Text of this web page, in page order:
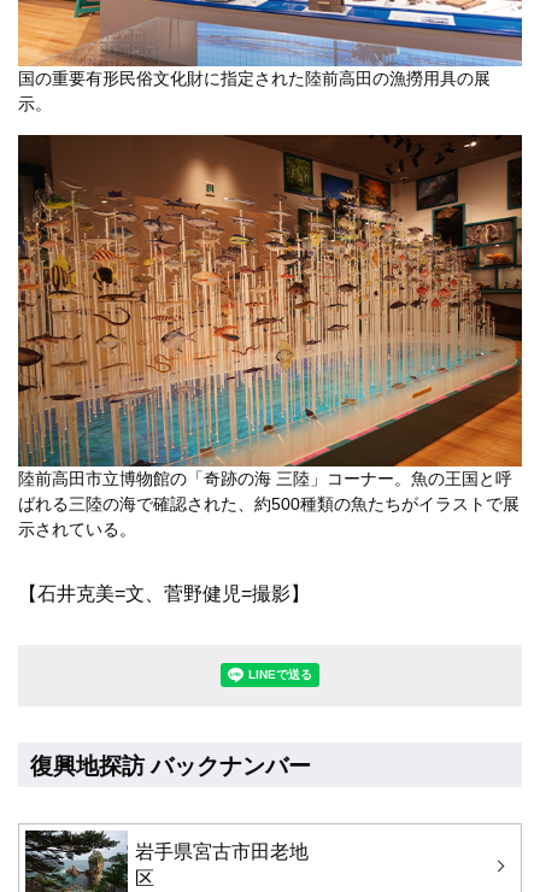
国の重要有形民俗文化財に指定された陸前高田の漁撈用具の展
示。
陸前高田市立博物館の「奇跡の海 三陸」コーナー。魚の王国と呼
ばれる三陸の海で確認された、約500種類の魚たちがイラストで展
示されている。
【石井克美=文、菅野健児=撮影】
LINEで送る(別ウィンドウで開きま
復興地探訪 バックナンバー
岩手県宮古市田老地
区